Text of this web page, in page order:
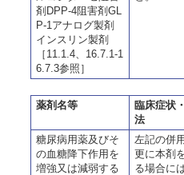
剤DPP-4阻害剤GL
P-1アナログ製剤
インスリン製剤
［11.1.4、16.7.1-1
6.7.3参照］
薬剤名等
臨床症状
法
糖尿病用薬及びそ
の血糖降下作用を
増強又は減弱する
左記の併
更に本剤
る場合に